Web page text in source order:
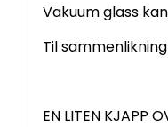
Vakuum glass
Til
EN LITEN KJAPP